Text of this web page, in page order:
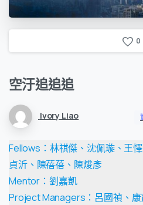
0
空汙追追追
Ivory Liao
Fellows：林祺傑、沈佩璇、王
貞沂、陳蓓蓓、陳焌彥
Mentor：劉嘉凱
Project Managers：呂國禎、康